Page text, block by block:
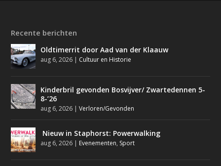
Recente berichten
Oldtimerrit door Aad van der Klaauw
aug 6, 2026 Cultuur en Historie
Kinderbril gevonden Bosvijver/ Zwartedennen 5-
8-’26
aug 6, 2026 |Verloren/Gevonden
Nieuw in Staphorst: Powerwalking
aug 6, 2026 Evenementen, Sport